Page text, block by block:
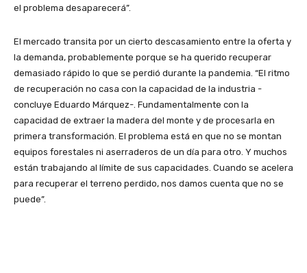
el problema desaparecerá”.
El mercado transita por un cierto descasamiento entre la oferta y
la demanda, probablemente porque se ha querido recuperar
demasiado rápido lo que se perdió durante la pandemia. “El ritmo
de recuperación no casa con la capacidad de la industria -
concluye Eduardo Márquez-. Fundamentalmente con la
capacidad de extraer la madera del monte y de procesarla en
primera transformación. El problema está en que no se montan
equipos forestales ni aserraderos de un día para otro. Y muchos
están trabajando al límite de sus capacidades. Cuando se acelera
para recuperar el terreno perdido, nos damos cuenta que no se
puede”.